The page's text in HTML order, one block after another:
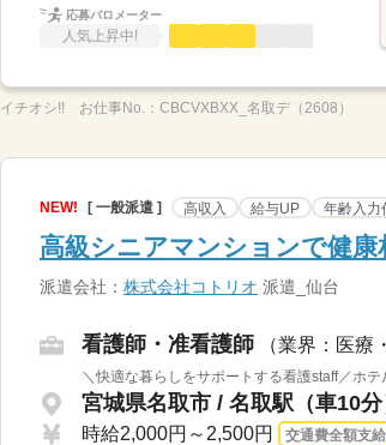
応募バロメーター
人気上昇中!
イチオシ!! お仕事No.： CBCVXBXX_名取デ（2608）
NEW! [ 一般派遣 ] 高収入 給与UP 年齢入力
高級シニアマンションで健
派遣会社： 株式会社コトリオ 派遣_仙台
看護師・准看護師 （業界：医療
＼快適な暮らしをサポートする看護staff／ホ
宮城県名取市 / 名取駅（車10分
時給2,000円～2,500円 交通費全額支給